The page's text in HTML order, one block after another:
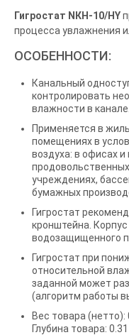
Гигростат NКH-10/HY
процесса увлажнения
ОСОБЕННОСТИ:
Канальный
контролировать
влажности в канале.
Применяется в
помещениях в
воздуха: в офисах
учреждениях,
бумажных
Гигростат
кронштейна.
водозащищенного
Гигростат при
относительной
заданной может
(алгоритм работы
Вес товара
Глубина товара: